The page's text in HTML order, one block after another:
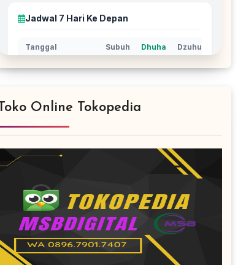
Toko Online Tokopedia